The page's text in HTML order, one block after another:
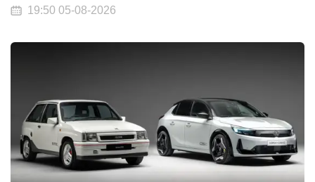
19:50 05-08-2026